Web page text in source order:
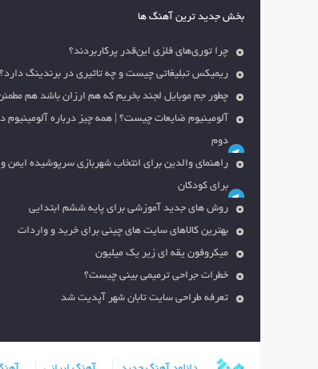
بخش جدید ترین آهنگ ها
چرا توری‌های فلزی این‌قدر پرکاربردند؟
ریمیکس تبلیغاتی چیست و چه تاثیری در برندینگ دارد؟
چطور جم موبایل لجند بخریم که هم ارزان باشد هم
آلومینیوم ضایعات چیست؟ | همه چیز درباره
دوم
راهنمای والدین برای انتخاب شهربازی سرپوشیده ایمن
برای کودکان
روش های جدید آموزشی برای پایه ششم ابتدایی
بهترین کالاهای سایت های چینی برای خرید و واردات
میکروفون یقه ای زیر یک میلیون
خطرات جراحی ترمیمی بینی چیست؟
تعرفه طراحی سایت تابان شهر آپدیت شد